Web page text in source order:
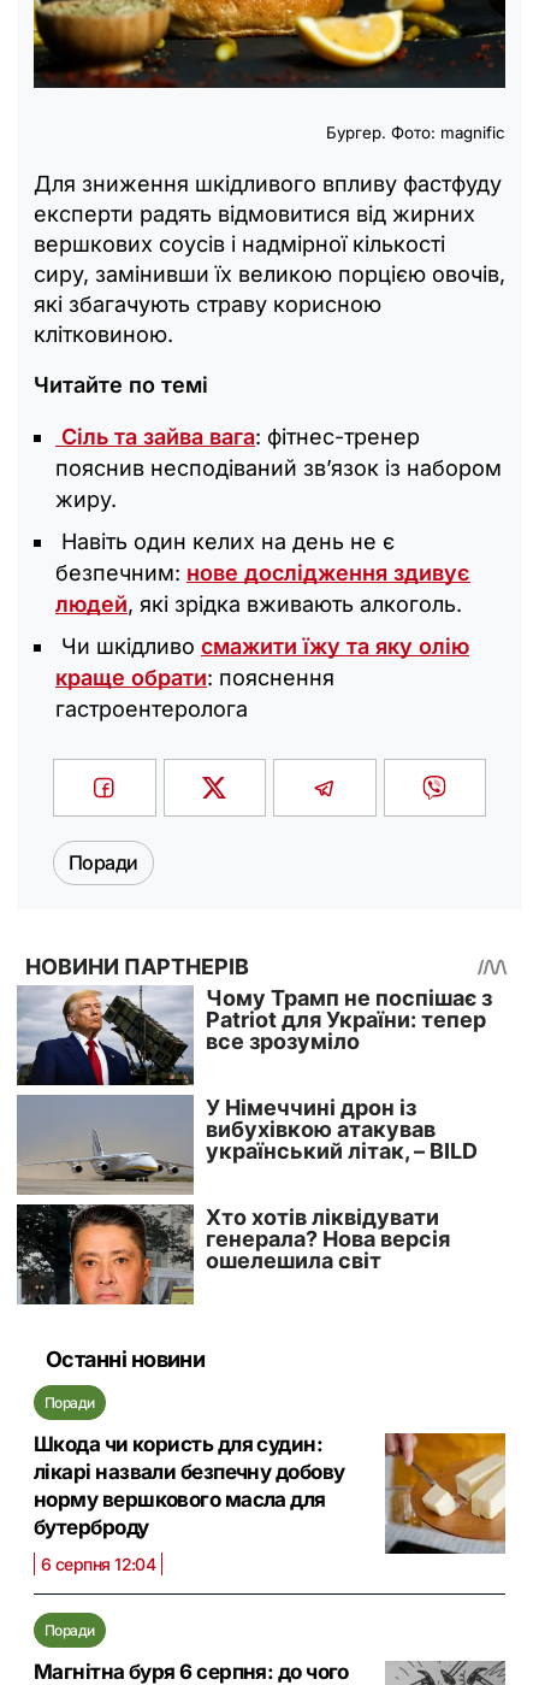
Бургер. Фото: magnific
Для зниження шкідливого впливу фастфуду
експерти радять відмовитися від жирних
вершкових соусів і надмірної кількості
сиру, замінивши їх великою порцією овочів,
які збагачують страву корисною
клітковиною.
Читайте по темі
Сіль та зайва вага: фітнес-тренер
пояснив несподіваний зв’язок із набором
жиру.
Навіть один келих на день не є
безпечним: нове дослідження здивує
людей, які зрідка вживають алкоголь.
Чи шкідливо смажити їжу та яку олію
краще обрати: пояснення
гастроентеролога
Поради
Останні новини
Поради
Шкода чи користь для судин:
лікарі назвали безпечну добову
норму вершкового масла для
бутерброду
6 серпня 12:04
Поради
Магнітна буря 6 серпня: до чого